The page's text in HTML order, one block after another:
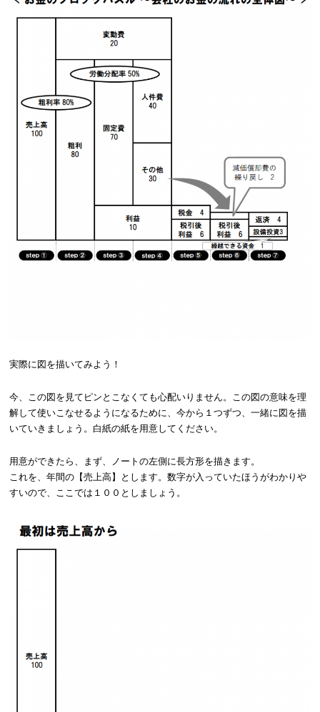
実際に図を描いてみよう！
今、この図を見てピンとこなくても心配いりません。この図の意味を理
解して使いこなせるようになるために、今から１つずつ、一緒に図を描
いていきましょう。白紙の紙を用意してください。
用意ができたら、まず、ノートの左側に長方形を描きます。
これを、年間の【売上高】とします。数字が入っていたほうがわかりや
すいので、ここでは１００としましょう。